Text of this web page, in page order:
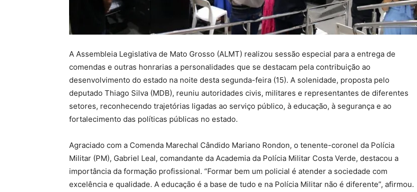
A Assembleia Legislativa de Mato Grosso (ALMT) realizou sessão especial para a entrega de
comendas e outras honrarias a personalidades que se destacam pela contribuição ao
desenvolvimento do estado na noite desta segunda-feira (15). A solenidade, proposta pelo
deputado Thiago Silva (MDB), reuniu autoridades civis, militares e representantes de diferentes
setores, reconhecendo trajetórias ligadas ao serviço público, à educação, à segurança e ao
fortalecimento das políticas públicas no estado.
Agraciado com a Comenda Marechal Cândido Mariano Rondon, o tenente-coronel da Polícia
Militar (PM), Gabriel Leal, comandante da Academia da Polícia Militar Costa Verde, destacou a
importância da formação profissional. “Formar bem um policial é atender a sociedade com
excelência e qualidade. A educação é a base de tudo e na Polícia Militar não é diferente”, afirmou.